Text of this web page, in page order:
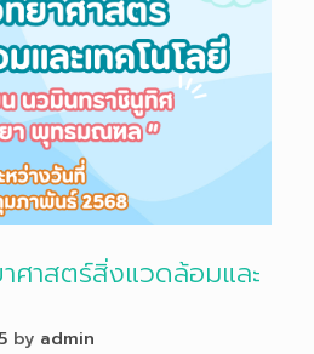
ศาสตร์สิ่งแวดล้อมและ
by admin